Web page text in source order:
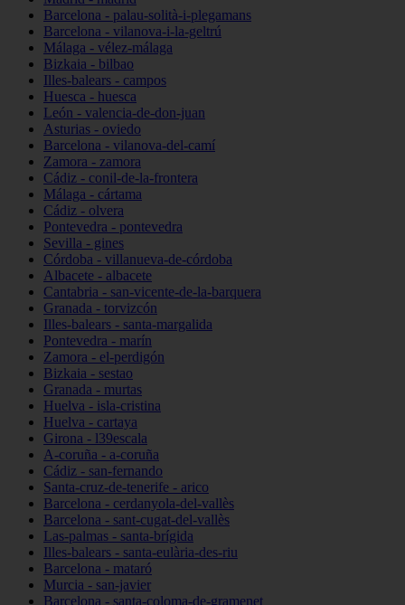
Barcelona - palau-solità-i-plegamans
Barcelona - vilanova-i-la-geltrú
Málaga - vélez-málaga
Bizkaia - bilbao
Illes-balears - campos
Huesca - huesca
León - valencia-de-don-juan
Asturias - oviedo
Barcelona - vilanova-del-camí
Zamora - zamora
Cádiz - conil-de-la-frontera
Málaga - cártama
Cádiz - olvera
Pontevedra - pontevedra
Sevilla - gines
Córdoba - villanueva-de-córdoba
Albacete - albacete
Cantabria - san-vicente-de-la-barquera
Granada - torvizcón
Illes-balears - santa-margalida
Pontevedra - marín
Zamora - el-perdigón
Bizkaia - sestao
Granada - murtas
Huelva - isla-cristina
Huelva - cartaya
Girona - l39escala
A-coruña - a-coruña
Cádiz - san-fernando
Santa-cruz-de-tenerife - arico
Barcelona - cerdanyola-del-vallès
Barcelona - sant-cugat-del-vallès
Las-palmas - santa-brígida
Illes-balears - santa-eulària-des-riu
Barcelona - mataró
Murcia - san-javier
Barcelona - santa-coloma-de-gramenet